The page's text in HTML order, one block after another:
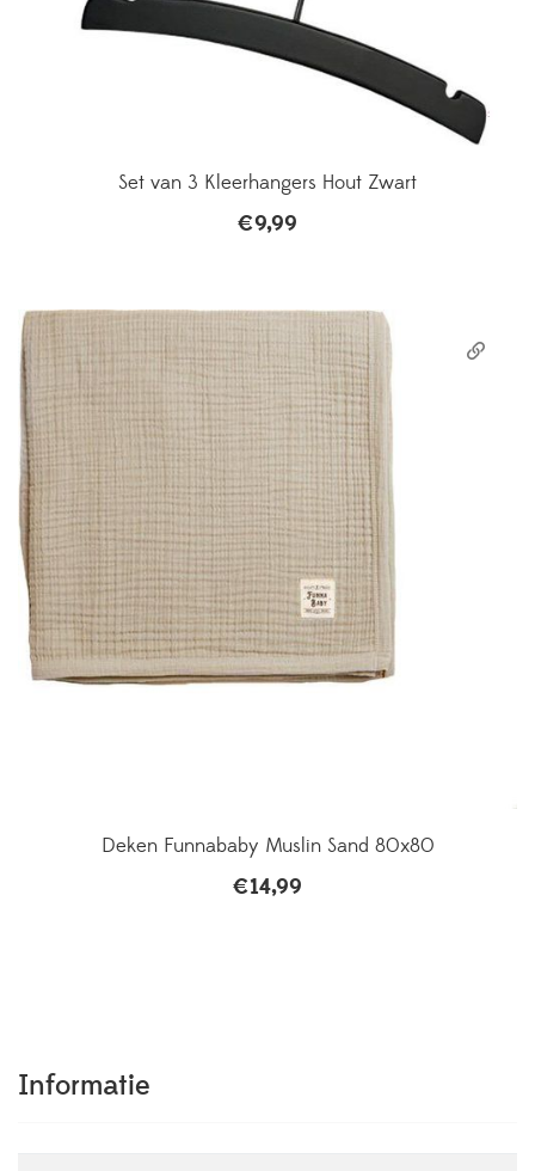
Set van 3 Kleerhangers Hout Zwart
€9,99
Deken Funnababy Muslin Sand 80x80
€14,99
Informatie